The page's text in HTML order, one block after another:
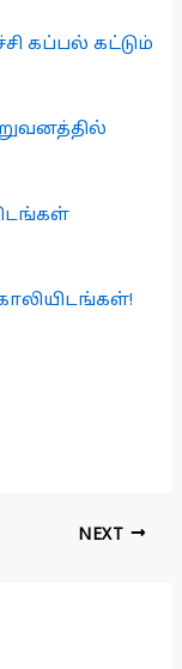
கப்பல் கட்டும்
காலியிடங்கள்!
NEXT